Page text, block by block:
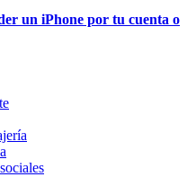
un iPhone por tu cuenta o